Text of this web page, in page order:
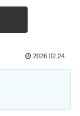
2026.02.24